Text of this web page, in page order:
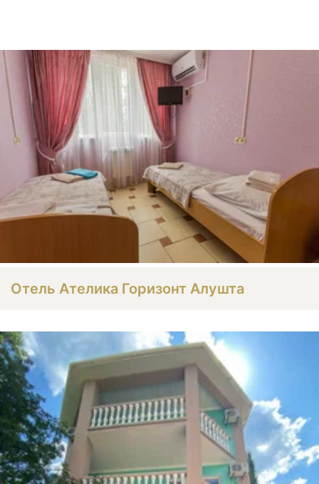
Отель Ателика Горизонт Алушта